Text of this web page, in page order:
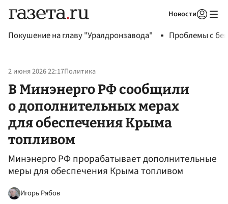
Новости
Покушение на главу "Уралдронзавода" Проблемы с
2 июня 2026 22:17Политика
В Минэнерго РФ сообщили
о дополнительных мерах
для обеспечения Крыма
топливом
Минэнерго РФ прорабатывает дополнительные
меры для обеспечения Крыма топливом
Игорь Рябов